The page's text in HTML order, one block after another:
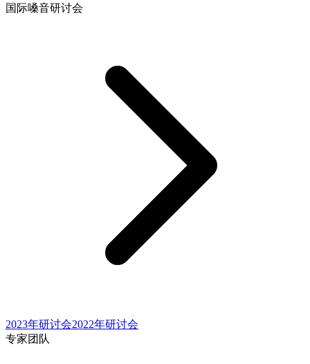
国际嗓音研讨会
2023年研讨会2022年研讨会
专家团队